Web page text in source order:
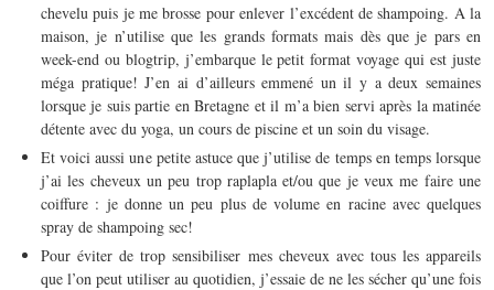
chevelu puis je me brosse pour enlever l’excédent de shampoing. A la
maison, je n’utilise que les grands formats mais dès que je pars en
week-end ou blogtrip, j’embarque le petit format voyage qui est juste
méga pratique! J’en ai d’ailleurs emmené un il y a deux semaines
lorsque je suis partie en Bretagne et il m’a bien servi après la matinée
détente avec du yoga, un cours de piscine et un soin du visage.
Et voici aussi une petite astuce que j’utilise de temps en temps lorsque
j’ai les cheveux un peu trop raplapla et/ou que je veux me faire une
coiffure : je donne un peu plus de volume en racine avec quelques
spray de shampoing sec!
Pour éviter de trop sensibiliser mes cheveux avec tous les appareils
que l’on peut utiliser au quotidien, j’essaie de ne les sécher qu’une fois